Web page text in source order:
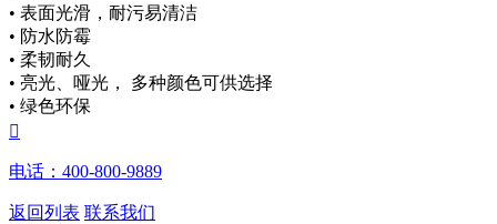
• 表面光滑，耐污易清洁
• 防水防霉
• 柔韧耐久
• 亮光、哑光， 多种颜色可供选择
• 绿色环保

电话：400-800-9889
返回列表 联系我们